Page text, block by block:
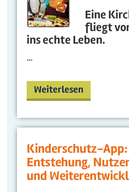
Eine
fliegt
ins echte Leben.
...
Weiterlesen
Kinderschutz-App:
Entstehung,
und